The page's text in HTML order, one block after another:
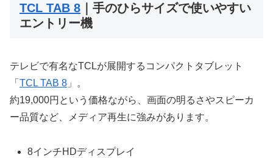
TCL TAB 8 ｜手のひらサイズで使いやすい
エントリー機
テレビで有名なTCLが展開するコンパクトタブレット
「 TCL TAB 8 」。
約19,000円という価格ながら、画面の明るさやスピーカ
ー品質など、メディア再生に強みがあります。
8インチHDディスプレイ